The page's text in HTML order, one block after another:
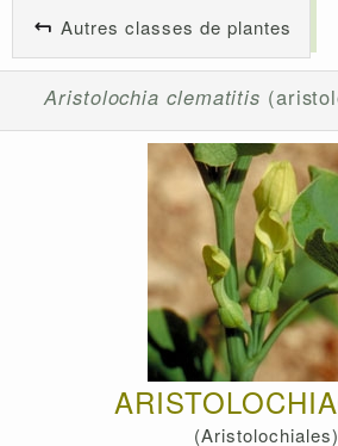
Autres classes de plantes
Aristolochia clematitis
(Aristolochiales)